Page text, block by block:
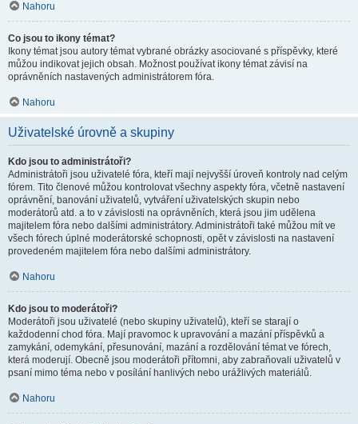
Nahoru
Co jsou to ikony témat?
Ikony témat jsou autory témat vybrané obrázky asociované s příspěvky, které
můžou indikovat jejich obsah. Možnost používat ikony témat závisí na
oprávněních nastavených administrátorem fóra.
Nahoru
Uživatelské úrovně a skupiny
Kdo jsou to administrátoři?
Administrátoři jsou uživatelé fóra, kteří mají nejvyšší úroveň kontroly nad celým
fórem. Tito členové můžou kontrolovat všechny aspekty fóra, včetně nastavení
oprávnění, banování uživatelů, vytváření uživatelských skupin nebo
moderátorů atd. a to v závislosti na oprávněních, která jsou jim udělena
majitelem fóra nebo dalšími administrátory. Administrátoři také můžou mít ve
všech fórech úplné moderátorské schopnosti, opět v závislosti na nastavení
provedeném majitelem fóra nebo dalšími administrátory.
Nahoru
Kdo jsou to moderátoři?
Moderátoři jsou uživatelé (nebo skupiny uživatelů), kteří se starají o
každodenní chod fóra. Mají pravomoc k upravování a mazání příspěvků a
zamykání, odemykání, přesunování, mazání a rozdělování témat ve fórech,
která moderují. Obecně jsou moderátoři přítomni, aby zabraňovali uživatelů v
psaní mimo téma nebo v posílání hanlivých nebo urážlivých materiálů.
Nahoru